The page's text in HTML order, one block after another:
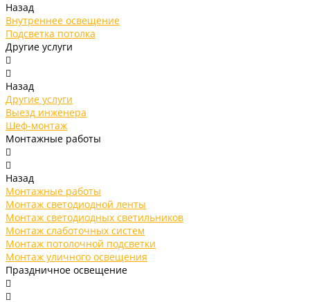
Назад
Внутреннее освещение
Подсветка потолка
Другие услуги
Назад
Другие услуги
Выезд инженера
Шеф-монтаж
Монтажные работы
Назад
Монтажные работы
Монтаж светодиодной ленты
Монтаж светодиодных светильников
Монтаж слаботочных систем
Монтаж потолочной подсветки
Монтаж уличного освещения
Праздничное освещение